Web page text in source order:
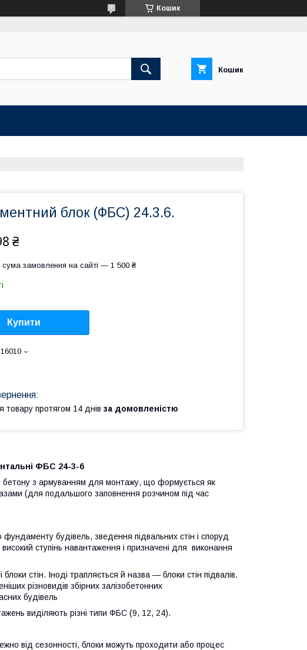
Кошик
Кошик
блок (ФБС) 24.3.6.
₴
сума замовлення на сайті — 1 500 ₴
Купити
товару протягом 14 днів за домовленістю
ФБС 24-3-6
бетону з армуванням для монтажу, що формується як
(для подальшого заповнення розчином під час
будівель, зведення підвальних стін і споруд
ступінь навантаження і призначені для виконання
стін. Іноді трапляється й назва — блоки стін підвалів.
різновидів збірних залізобетонних
будівель
виділяють різні типи ФБС (9, 12, 24).
від сезонності, блоки можуть проходити або процес